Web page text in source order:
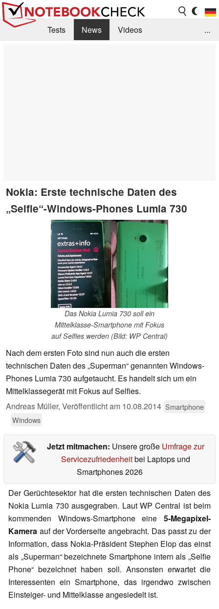
Tests News
Videos
...
Nokia: Erste technische Daten des
„Selfie“-Windows-Phones Lumia 730
Das Nokia Lumia 730 soll ein
Mittelklasse-Smartphone mit Fokus
auf Selfies werden (Bild: WP Central)
Nach dem ersten Foto sind nun auch die ersten
technischen Daten des „Superman“ genannten Windows-
Phones Lumia 730 aufgetaucht. Es handelt sich um ein
Mittelklassegerät mit Fokus auf Selfies.
Andreas Müller, Veröffentlicht am 10.08.2014 Smartphone
Windows
Jetzt mitmachen: Unsere große Umfrage zur
Servicezufriedenheitbei Laptops und
Smartphones 2026
Der Gerüchtesektor hat die ersten technischen Daten des
Nokia Lumia 730 ausgegraben. Laut WP Central ist beim
kommenden Windows-Smartphone eine 5-Megapixel-
Kamera auf der Vorderseite angebracht. Das passt zu der
Information, dass Nokia-Präsident Stephen Elop das einst
als „Superman“ bezeichnete Smartphone intern als „Selfie
Phone“ bezeichnet haben soll. Ansonsten erwartet die
Interessenten ein Smartphone, das irgendwo zwischen
Einsteiger- und Mittelklasse angesiedelt ist.